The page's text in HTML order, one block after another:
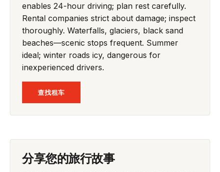
enables 24-hour driving; plan rest carefully.
Rental companies strict about damage; inspect
thoroughly. Waterfalls, glaciers, black sand
beaches—scenic stops frequent. Summer
ideal; winter roads icy, dangerous for
inexperienced drivers.
查找租车
分享您的旅行故事